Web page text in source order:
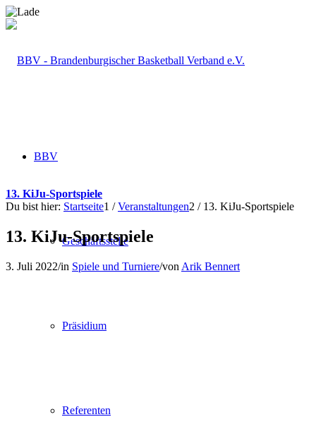
BBV
Geschäftsstelle
Präsidium
Referenten
13. KiJu-Sportspiele
Du bist hier: Startseite1 / Veranstaltungen2 / 13. KiJu-Sportspiele
13. KiJu-Sportspiele
3. Juli 2022/in Spiele und Turniere/von Arik Bennert